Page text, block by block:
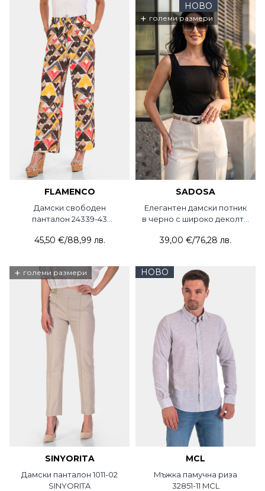
FLAMENCO
Дамски свободен
панталон 24339-43
45,50 €/88,99 лв.
НОВО
+ големи размери
SADOSA
Елегантен дамски потник
в черно с широко деколте
39,00 €/76,28 лв.
+ големи размери
SINYORITA
Дамски панталон 1011-02
SINYORITA
НОВО
MCL
Мъжка памучна риза
32851-11 MCL